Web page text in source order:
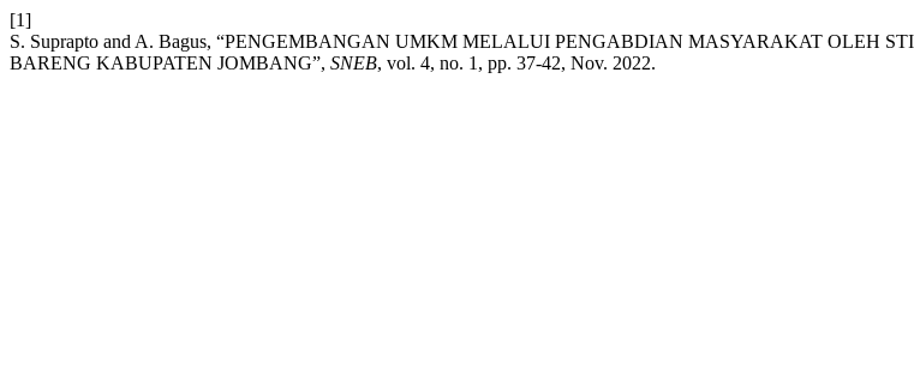
[1]
S. Suprapto and A. Bagus, “PENGEMBANGAN UMKM MELALUI PENGABDIAN MASYARAKAT OLEH
BARENG KABUPATEN JOMBANG”, SNEB, vol. 4, no. 1, pp. 37-42, Nov. 2022.